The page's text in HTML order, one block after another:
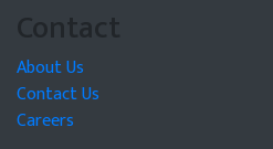
Contact
About Us
Contact Us
Careers